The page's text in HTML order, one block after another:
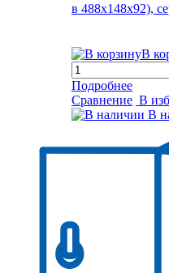
в 488х148х92),
В
Подробнее
Сравнение В
В